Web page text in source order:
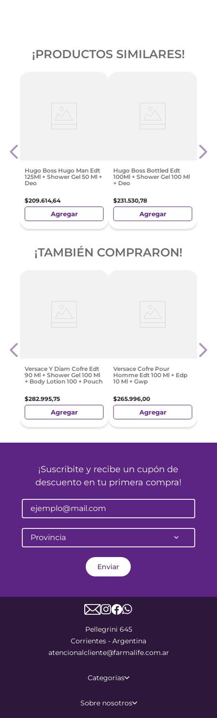
¡PRODUCTOS SIMILARES!
Hugo Boss Hugo Man Edt
125Ml + Shower Gel 50 Ml +
Deo
$209.614,64
Agregar
Hugo Boss Bottled Edt
100Ml + Shower Gel 100 Ml
+ Deo
$231.530,78
Agregar
10
¡TAMBIÉN COMPRARON!
Versace Y Diam Cofre Edt
90 Ml + Shower Gel 100 Ml
+ Body Lotion 100 + Pouch
$282.995,75
Agregar
Versace Cofre Pour
Homme Edt 100 Ml + Edp
10 Ml + Gwp
$265.996,00
Agregar
¡Suscribite y recibe un cupón de
descuento en tu primera compra!
Provincia
Enviar
Pellegrini 645
Corrientes - Argentina
atencionalcliente@farmalife.com.ar
Categorías
Sobre nosotros